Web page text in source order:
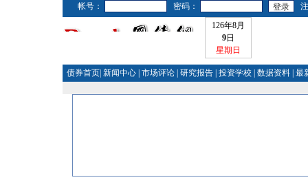
帐号： 密码：
126年8月
9日
星期日
债券首页| 新闻中心 市场评论 研究报告 投资学校 数据资料 最